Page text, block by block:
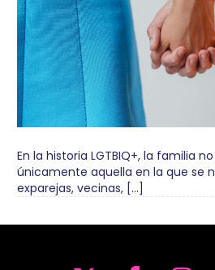
En la historia LGTBIQ+, la familia
únicamente aquella en la que se
exparejas, vecinas, […]